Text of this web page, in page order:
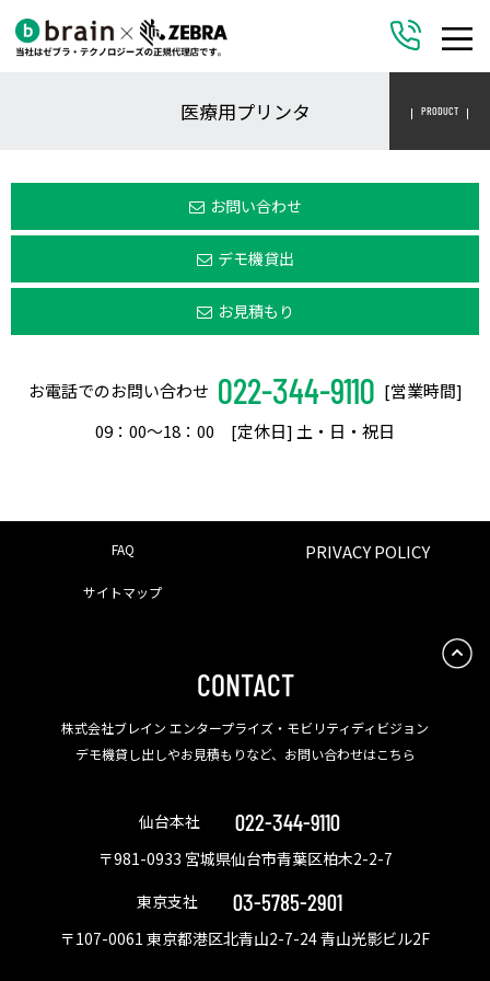
医療用プリンタ PRODUCT
お問い合わせ
デモ機貸出
お見積もり
お電話でのお問い合わせ 022-344-9110 [営業時間]
09：00〜18：00 [定休日] 土・日・祝日
FAQ PRIVACY POLICY
サイトマップ
CONTACT
株式会社ブレイン エンタープライズ・モビリティディビジョン
デモ機貸し出しやお見積もりなど、お問い合わせはこちら
仙台本社 022-344-9110
〒981-0933 宮城県仙台市青葉区柏木2-2-7
東京支社
03-5785-2901
〒107-0061 東京都港区北青山2-7-24 青山光影ビル2F